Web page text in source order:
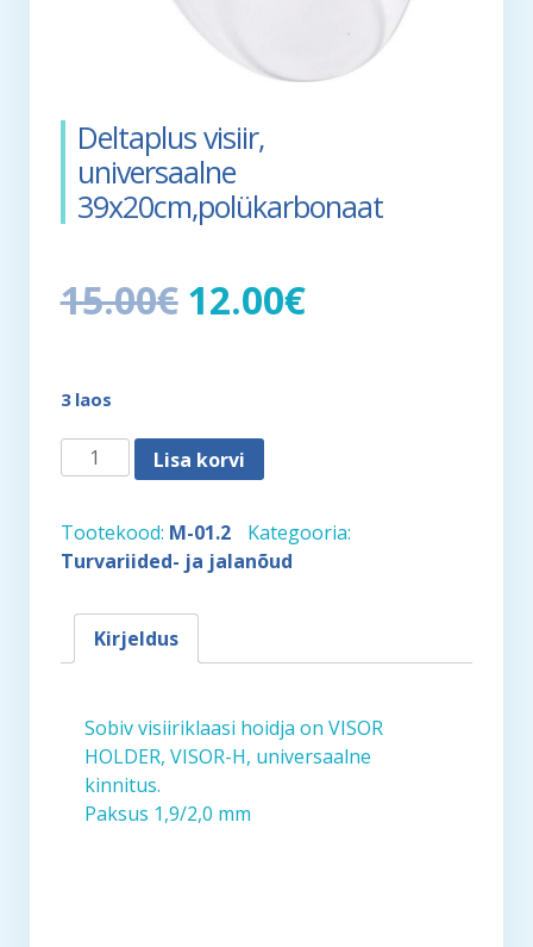
Deltaplus visiir,
universaalne
39x20cm,polükarbonaat
15.00€ 12.00€
3 laos
Deltaplus
visiir,
39x20cm,polükarbonaat
kogus
Lisa korvi
Tootekood: M-01.2
Kategooria:
Turvariided- ja jalanõud
Kirjeldus
Sobiv visiiriklaasi hoidja on VISOR
HOLDER, VISOR-H, universaalne
kinnitus.
Paksus 1,9/2,0 mm